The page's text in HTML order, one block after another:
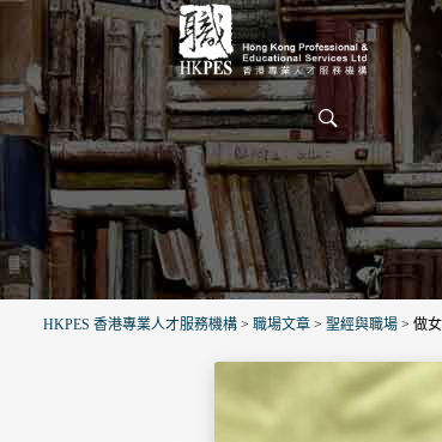
HKPES 香港專業人才服務機構 > 職場文章 > 聖經與職場 > 做